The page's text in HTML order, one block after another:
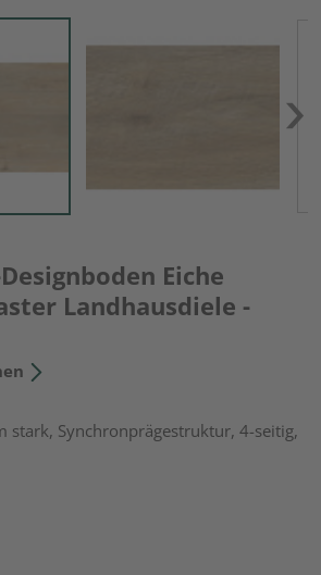
Eiche
Landhausdiele -
stark, Synchronprägestruktur, 4-seitig,